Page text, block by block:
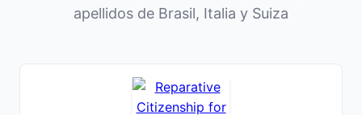
apellidos de Brasil, Italia y Suiza